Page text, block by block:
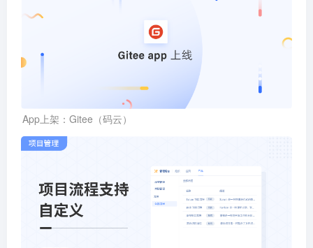
App上架：Gitee（码云）